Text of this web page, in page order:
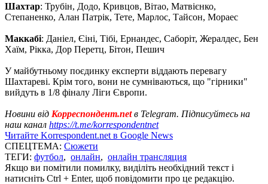
Шахтар: Трубін, Додо, Кривцов, Вітао, Матвієнко,
Степаненко, Алан Патрік, Тете, Марлос, Тайсон, Мораес
Маккабі: Даніел, Єіні, Тібі, Ернандес, Саборіт, Жералдес, Бен
Хаїм, Рікка, Дор Перетц, Бітон, Пешич
У майбутньому поєдинку експерти віддають перевагу
Шахтареві. Крім того, вони не сумніваються, що "гірники"
вийдуть в 1/8 фіналу Ліги Європи.
Новини від Корреспондент.netв Telegram. Підписуйтесь на
наш канал https://t.me/korrespondentnet
Читайте Korrespondent.net в Google News
СПЕЦТЕМА: Сюжети
ТЕГИ: футбол, онлайн, онлайн трансляция
Якщо ви помітили помилку, виділіть необхідний текст і
натисніть Ctrl + Enter, щоб повідомити про це редакцію.